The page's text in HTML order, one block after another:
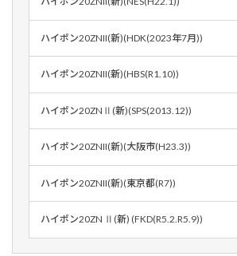
ハイポン20ZNII(新)(HDK(2023年7月))
ハイポン20ZNII(新)(HBS(R1.10))
ハイポン20ZNⅡ(新)(SPS(2013.12))
ハイポン20ZNII(新)(大阪市(H23.3))
ハイポン20ZNII(新)(東京都(R7))
ハイポン20ZN Ⅱ(新) (FKD(R5.2.R5.9))